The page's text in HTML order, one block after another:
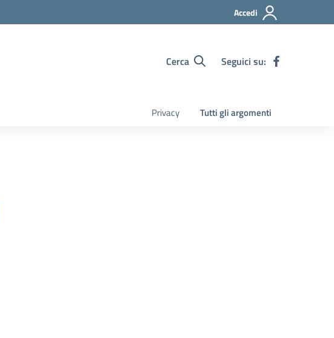
Accedi
Cerca Seguici su:
Privacy Tutti gli argomenti